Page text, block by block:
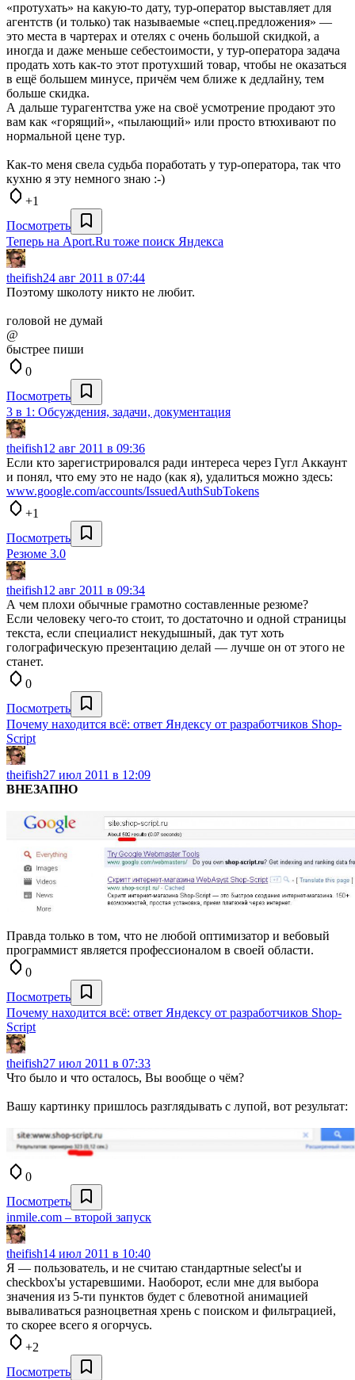
«протухать» на какую-то дату, тур-оператор выставляет для
агентств (и только) так называемые «спец.предложения» —
это места в чартерах и отелях с очень большой скидкой, а
иногда и даже меньше себестоимости, у тур-оператора задача
продать хоть как-то этот протухший товар, чтобы не оказаться
в ещё большем минусе, причём чем ближе к дедлайну, тем
больше скидка.
А дальше турагентства уже на своё усмотрение продают это
вам как «горящий», «пылающий» или просто втюхивают по
нормальной цене тур.
Как-то меня свела судьба поработать у тур-оператора, так что
кухню я эту немного знаю :-)
+1
Посмотреть
Теперь на Aport.Ru тоже поиск Яндекса
theifish24 авг 2011 в 07:44
Поэтому школоту никто не любит.
головой не думай
@
быстрее пиши
0
Посмотреть
3 в 1: Обсуждения, задачи, документация
theifish12 авг 2011 в 09:36
Если кто зарегистрировался ради интереса через Гугл Аккаунт
и понял, что ему это не надо (как я), удалиться можно здесь:
www.google.com/accounts/IssuedAuthSubTokens
+1
Посмотреть
Резюме 3.0
theifish12 авг 2011 в 09:34
А чем плохи обычные грамотно составленные резюме?
Если человеку чего-то стоит, то достаточно и одной страницы
текста, если специалист некудышный, дак тут хоть
голографическую презентацию делай — лучше он от этого не
станет.
0
Посмотреть
Почему находится всё: ответ Яндексу от разработчиков Shop-
Script
theifish27 июл 2011 в 12:09
ВНЕЗАПНО
Правда только в том, что не любой оптимизатор и вебовый
программист является профессионалом в своей области.
0
Посмотреть
Почему находится всё: ответ Яндексу от разработчиков Shop-
Script
theifish27 июл 2011 в 07:33
Что было и что осталось, Вы вообще о чём?
Вашу картинку пришлось разглядывать с лупой, вот результат:
0
Посмотреть
inmile.com – второй запуск
theifish14 июл 2011 в 10:40
Я — пользователь, и не считаю стандартные select'ы и
checkbox'ы устаревшими. Наоборот, если мне для выбора
значения из 5-ти пунктов будет с блевотной анимацией
вываливаться разноцветная хрень с поиском и фильтрацией,
то скорее всего я огорчусь.
+2
Посмотреть